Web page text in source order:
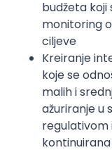
budžeta koji
monitoring
ciljeve
Kreiranje
koje se
malih i
ažuriranje u
regulativom